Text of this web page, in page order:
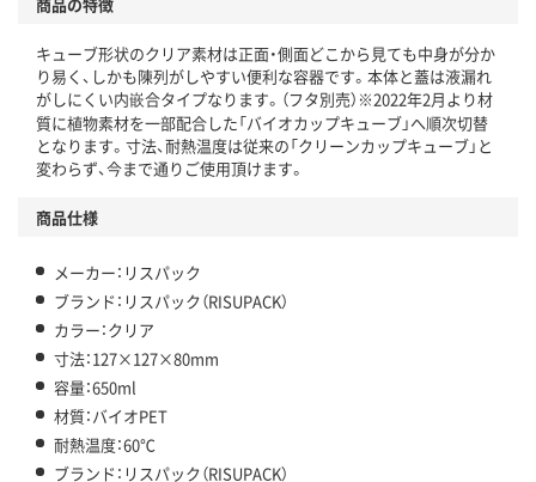
キューブ形状のクリア素材は正面・側面どこから見ても中身が分か
り易く、しかも陳列がしやすい便利な容器です。本体と蓋は液漏れ
がしにくい内嵌合タイプなります。（フタ別売）※2022年2月より材
質に植物素材を一部配合した「バイオカップキューブ」へ順次切替
となります。寸法、耐熱温度は従来の「クリーンカップキューブ」と
変わらず、今まで通りご使用頂けます。
商品仕様
メーカー：リスパック
ブランド：リスパック（RISUPACK）
カラー：クリア
寸法：127×127×80mm
容量：650ml
材質：バイオPET
耐熱温度：60℃
ブランド：リスパック（RISUPACK）